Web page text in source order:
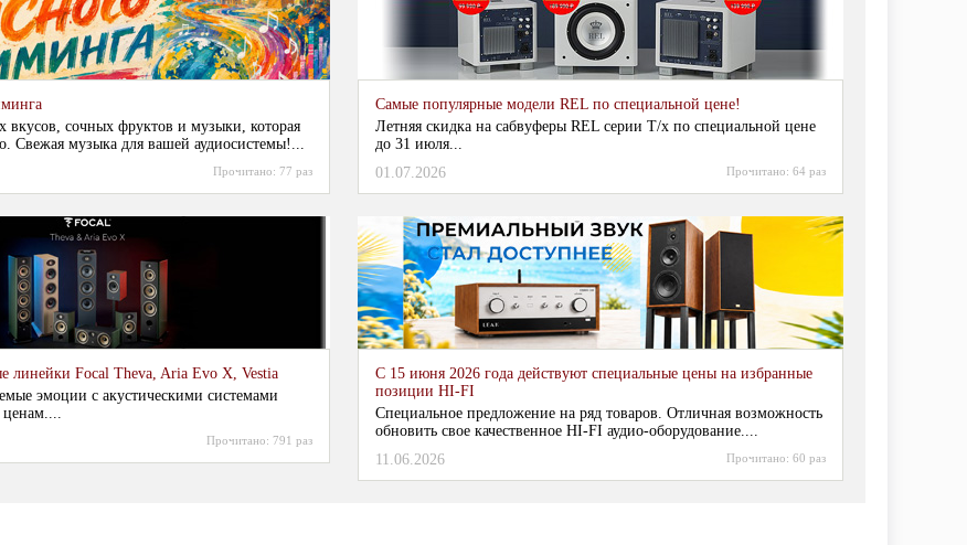
вкусов, сочных фруктов и музыки, которая
Свежая музыка для вашей аудиосистемы!...
Прочитано: 77 раз
Самые популярные модели REL по специальной цене!
Летняя скидка на сабвуферы REL серии T/x по специальной цене
до 31 июля...
01.07.2026
Прочитано: 64 раз
линейки Focal Theva, Aria Evo X, Vestia
эмоции с акустическими системами
Прочитано: 791 раз
С 15 июня 2026 года действуют специальные цены на избранные
позиции HI-FI
Специальное предложение на ряд товаров. Отличная возможность
обновить свое качественное HI-FI аудио-оборудование....
11.06.2026
Прочитано: 60 раз